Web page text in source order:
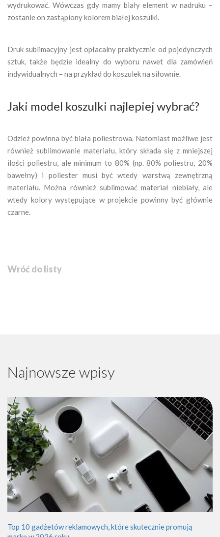
wydrukować. Wówczas gdy mamy biały element w nadruku –
zostanie on zastąpiony kolorem białej koszulki.
Druk sublimacyjny jest opłacalny praktycznie od pojedynczych
sztuk, także będzie idealny do wyboru nawet dla zamówień
indywidualnych – na przykład do koszulek na siłownie.
Jaki model koszulki najlepiej wybrać?
Odzież powinna być biała poliestrowa. Natomiast możliwe jest
również sublimowanie materiału, który składa się z mniejszej
ilości poliestru, ale minimum to 80% (np. 80% poliestru, 20%
bawełny) i poliester musi być wtedy warstwą zewnętrzną
materiału. Można również sublimować materiał niebiały, ale
wtedy kolory występujące w projekcie powinny być głównie
czarne.
Wróć do listy
Najnowsze wpisy
Top 10 gadżetów reklamowych, które skutecznie promują